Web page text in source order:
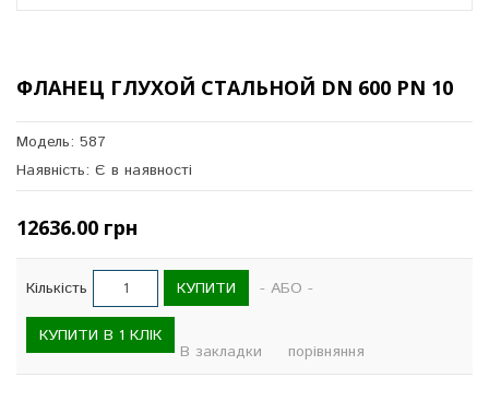
ФЛАНЕЦ ГЛУХОЙ СТАЛЬНОЙ DN 600 PN 10
Модель: 587
Наявність: Є в наявності
12636.00 грн
Кількість КУПИТИ - АБО -
КУПИТИ В 1 КЛІК
В закладки порівняння